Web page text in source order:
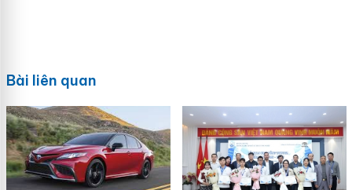
Bài liên quan